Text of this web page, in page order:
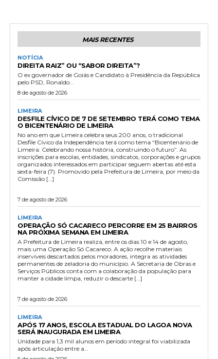
MAIS RECENTES
NOTÍCIA
DIREITA RAIZ” OU “SABOR DIREITA”?
O ex governador de Goiás e Candidato à Presidência da República
pelo PSD, Ronaldo...
8 de agosto de 2026
LIMEIRA
DESFILE CÍVICO DE 7 DE SETEMBRO TERÁ COMO TEMA
O BICENTENÁRIO DE LIMEIRA
No ano em que Limeira celebra seus 200 anos, o tradicional
Desfile Cívico da Independência terá como tema “Bicentenário de
Limeira: Celebrando nossa história, construindo o futuro”. As
inscrições para escolas, entidades, sindicatos, corporações e grupos
organizados interessados em participar seguem abertas até esta
sexta-feira (7). Promovido pela Prefeitura de Limeira, por meio da
Comissão […]
7 de agosto de 2026
LIMEIRA
OPERAÇÃO SÓ CACARECO PERCORRE EM 25 BAIRROS
NA PRÓXIMA SEMANA EM LIMEIRA
A Prefeitura de Limeira realiza, entre os dias 10 e 14 de agosto,
mais uma Operação Só Cacareco. A ação recolhe materiais
inservíveis descartados pelos moradores, integra as atividades
permanentes de zeladoria do município. A Secretaria de Obras e
Serviços Públicos conta com a colaboração da população para
manter a cidade limpa, reduzir o descarte […]
7 de agosto de 2026
LIMEIRA
APÓS 17 ANOS, ESCOLA ESTADUAL DO LAGOA NOVA
SERÁ INAUGURADA EM LIMEIRA
Unidade para 1,3 mil alunos em período integral foi viabilizada
após articulação entre a...